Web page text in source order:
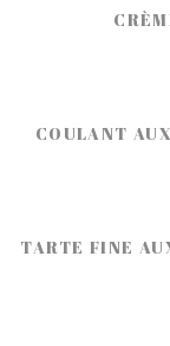
COULANT
TARTE FINE